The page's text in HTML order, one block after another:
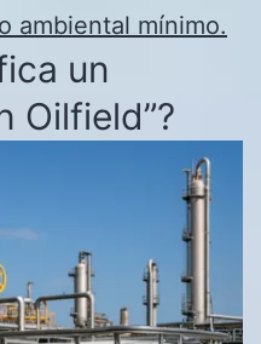
ambiental mínimo.
un
Oilfield”?